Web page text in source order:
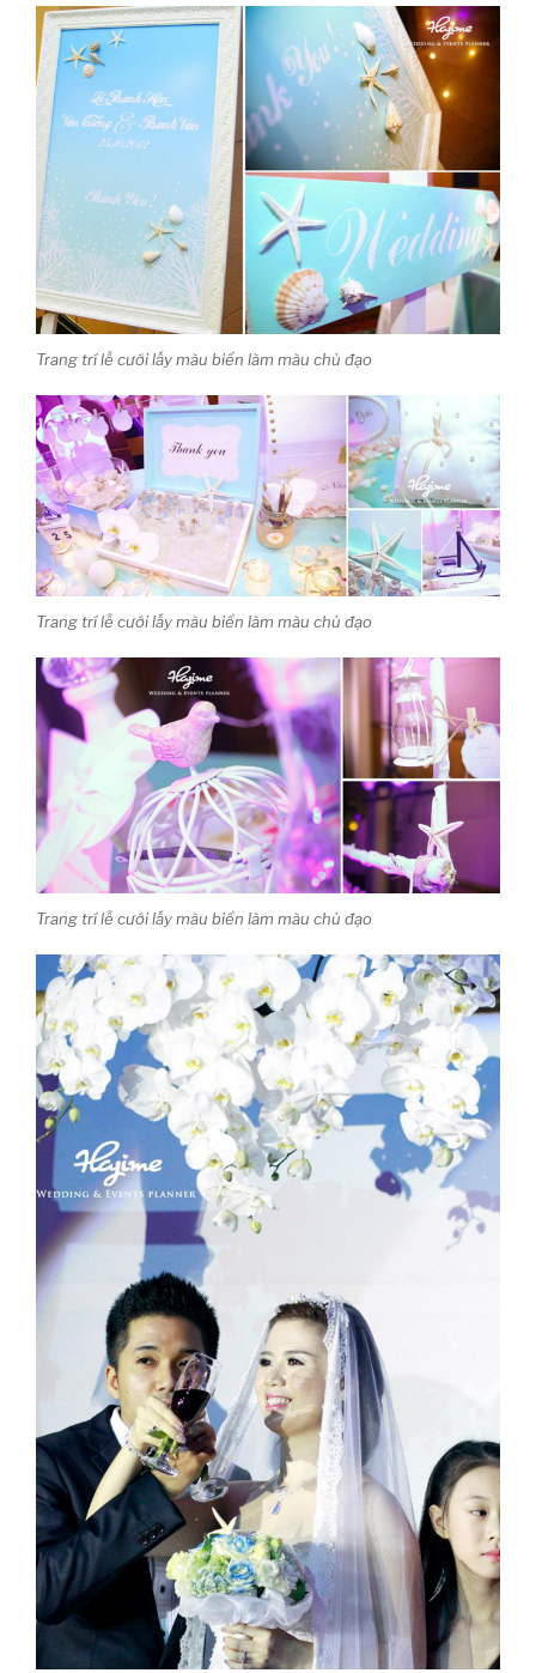
Trang trí lễ cưới lấy màu biển làm màu chủ đạo
Trang trí lễ cưới lấy màu biển làm màu chủ đạo
Trang trí lễ cưới lấy màu biển làm màu chủ đạo